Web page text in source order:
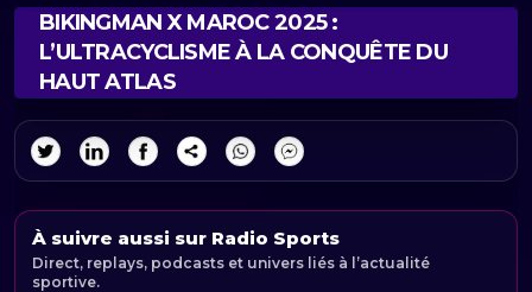
BIKINGMAN X MAROC 2025 :
L’ULTRACYCLISME À LA CONQUÊTE DU
HAUT ATLAS
À suivre aussi sur Radio Sports
Direct, replays, podcasts et univers liés à l’actualité
sportive.